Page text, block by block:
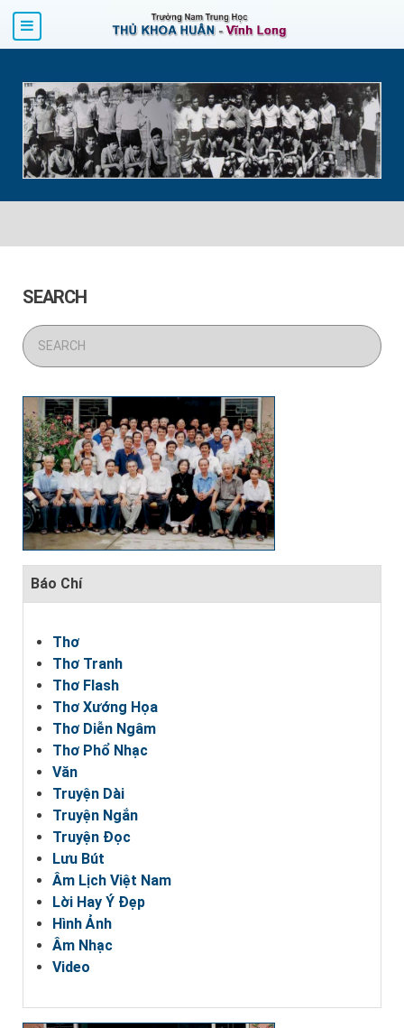
SEARCH
Báo Chí
Thơ
Thơ Tranh
Thơ Flash
Thơ Xướng Họa
Thơ Diễn Ngâm
Thơ Phổ Nhạc
Văn
Truyện Dài
Truyện Ngắn
Truyện Đọc
Lưu Bút
Âm Lịch Việt Nam
Lời Hay Ý Đẹp
Hình Ảnh
Âm Nhạc
Video